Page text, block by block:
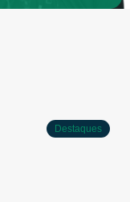
Destaques